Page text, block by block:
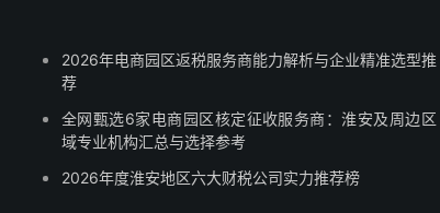
2026年电商园区返税服务商能力解析与企业精准选型推
荐
全网甄选6家电商园区核定征收服务商：淮安及周边区
域专业机构汇总与选择参考
2026年度淮安地区六大财税公司实力推荐榜